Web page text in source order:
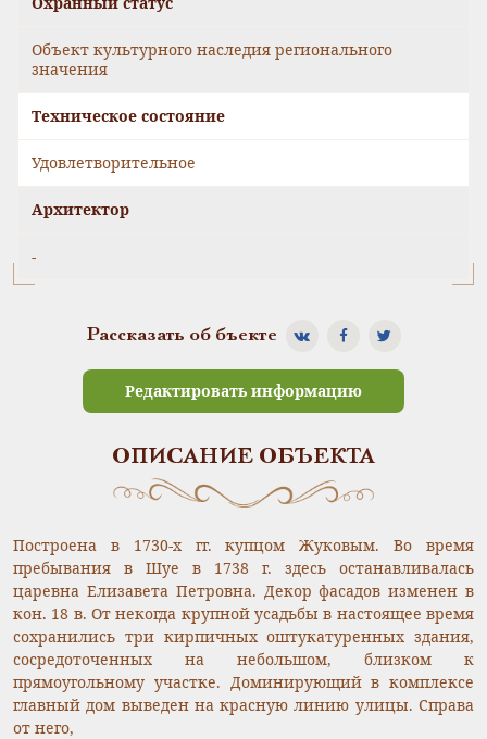
Объект культурного наследия регионального
значения
Техническое состояние
Удовлетворительное
Архитектор
-
Рассказать об бъекте
Редактировать информацию
ОПИСАНИЕ ОБЪЕКТА
Построена в 1730-х гг. купцом Жуковым. Во время
пребывания в Шуе в 1738 г. здесь останавливалась
царевна Елизавета Петровна. Декор фасадов изменен в
кон. 18 в. От некогда крупной усадьбы в настоящее время
сохранились три кирпичных оштукатуренных здания,
сосредоточенных на небольшом, близком к
прямоугольному участке. Доминирующий в комплексе
главный дом выведен на красную линию улицы. Справа
от него,